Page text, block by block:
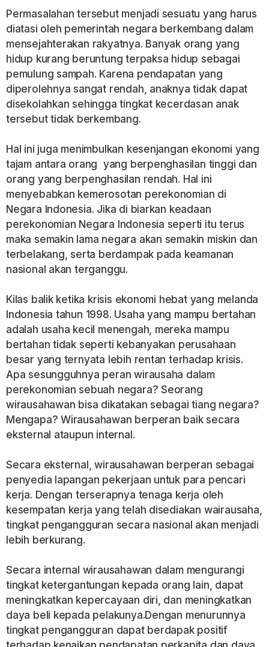
Permasalahan tersebut menjadi sesuatu yang harus
diatasi oleh pemerintah negara berkembang dalam
mensejahterakan rakyatnya. Banyak orang yang
hidup kurang beruntung terpaksa hidup sebagai
pemulung sampah. Karena pendapatan yang
diperolehnya sangat rendah, anaknya tidak dapat
disekolahkan sehingga tingkat kecerdasan anak
tersebut tidak berkembang.
Hal ini juga menimbulkan kesenjangan ekonomi yang
tajam antara orang yang berpenghasilan tinggi dan
orang yang berpenghasilan rendah. Hal ini
menyebabkan kemerosotan perekonomian di
Negara Indonesia. Jika di biarkan keadaan
perekonomian Negara Indonesia seperti itu terus
maka semakin lama negara akan semakin miskin dan
terbelakang, serta berdampak pada keamanan
nasional akan terganggu.
Kilas balik ketika krisis ekonomi hebat yang melanda
Indonesia tahun 1998. Usaha yang mampu bertahan
adalah usaha kecil menengah, mereka mampu
bertahan tidak seperti kebanyakan perusahaan
besar yang ternyata lebih rentan terhadap krisis.
Apa sesungguhnya peran wirausaha dalam
perekonomian sebuah negara? Seorang
wirausahawan bisa dikatakan sebagai tiang negara?
Mengapa? Wirausahawan berperan baik secara
eksternal ataupun internal.
Secara eksternal, wirausahawan berperan sebagai
penyedia lapangan pekerjaan untuk para pencari
kerja. Dengan terserapnya tenaga kerja oleh
kesempatan kerja yang telah disediakan wairausaha,
tingkat pengangguran secara nasional akan menjadi
lebih berkurang.
Secara internal wirausahawan dalam mengurangi
tingkat ketergantungan kepada orang lain, dapat
meningkatkan kepercayaan diri, dan meningkatkan
daya beli kepada pelakunya.Dengan menurunnya
tingkat pengangguran dapat berdapak positif